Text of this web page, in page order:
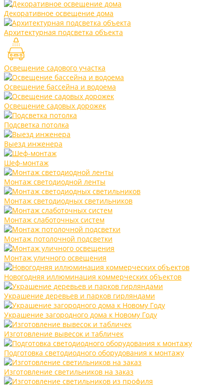
Декоративное освещение дома
Архитектурная подсветка объекта
Освещение садового участка
Освещение бассейна и водоема
Освещение садовых дорожек
Подсветка потолка
Выезд инженера
Шеф-монтаж
Монтаж светодиодной ленты
Монтаж светодиодных светильников
Монтаж слаботочных систем
Монтаж потолочной подсветки
Монтаж уличного освещения
Новогодняя иллюминация коммерческих объектов
Украшение деревьев и парков гирляндами
Украшение загородного дома к Новому Году
Изготовление вывесок и табличек
Подготовка светодиодного оборудования к монтажу
Изготовление светильников на заказ